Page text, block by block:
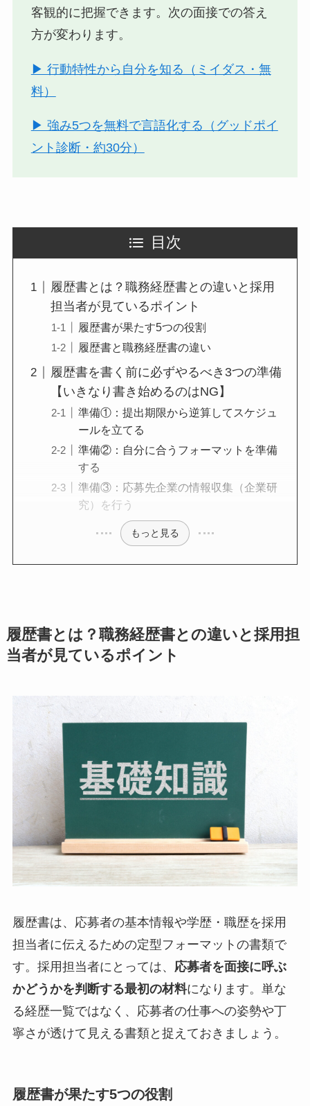
客観的に把握できます。次の面接での答え
方が変わります。
▶ 行動特性から自分を知る（ミイダス・無
料）
▶ 強み5つを無料で言語化する（グッドポイ
ント診断・約30分）
目次
履歴書とは？職務経歴書との違いと採用
担当者が見ているポイント
履歴書が果たす5つの役割
履歴書と職務経歴書の違い
履歴書を書く前に必ずやるべき3つの準備
【いきなり書き始めるのはNG】
準備①：提出期限から逆算してスケジュ
ールを立てる
準備②：自分に合うフォーマットを準備
する
準備③：応募先企業の情報収集（企業研
究）を行う
もっと見る
履歴書とは？職務経歴書との違いと採用担
当者が見ているポイント
履歴書は、応募者の基本情報や学歴・職歴を採用
担当者に伝えるための定型フォーマットの書類で
す。採用担当者にとっては、 応募者を面接に呼ぶ
かどうかを判断する最初の材料になります。単な
る経歴一覧ではなく、応募者の仕事への姿勢や丁
寧さが透けて見える書類と捉えておきましょう。
履歴書が果たす5つの役割